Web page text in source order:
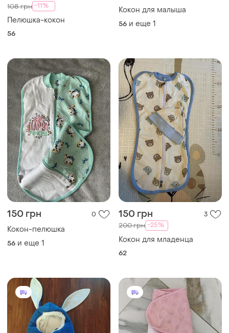
108 грн -11%
Пелюшка-кокон
56
Кокон для малыша
56 и еще 1
150 грн 0
Кокон-пелюшка
56 и еще 1
150 грн 3
200 грн -25%
Кокон для младенца
62